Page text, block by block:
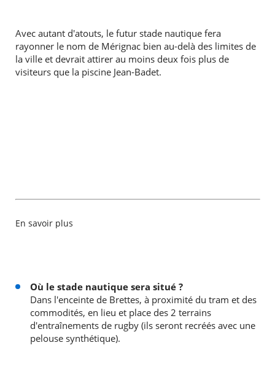
Avec autant d'atouts, le futur stade nautique fera
rayonner le nom de Mérignac bien au-delà des limites de
la ville et devrait attirer au moins deux fois plus de
visiteurs que la piscine Jean-Badet.
En savoir plus
Où le stade nautique sera situé ?
Dans l'enceinte de Brettes, à proximité du tram et des
commodités, en lieu et place des 2 terrains
d'entraînements de rugby (ils seront recréés avec une
pelouse synthétique).